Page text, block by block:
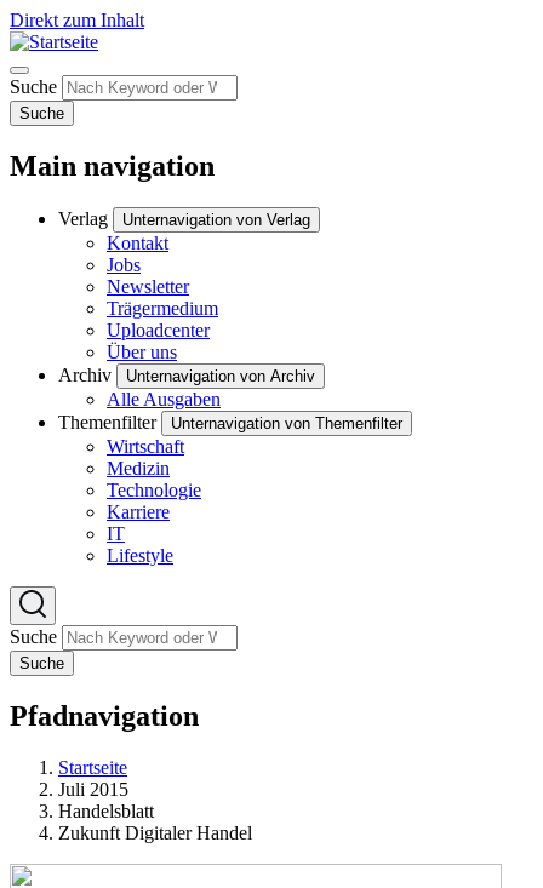
Direkt zum Inhalt
Suche
Suche
Main navigation
Verlag Unternavigation von Verlag
Kontakt
Jobs
Newsletter
Trägermedium
Uploadcenter
Über uns
Archiv
Unternavigation von Archiv
Alle Ausgaben
Themenfilter
Unternavigation von Themenfilter
Wirtschaft
Medizin
Technologie
Karriere
IT
Lifestyle
Suche
Suche
Pfadnavigation
Startseite
Juli 2015
Handelsblatt
Zukunft Digitaler Handel